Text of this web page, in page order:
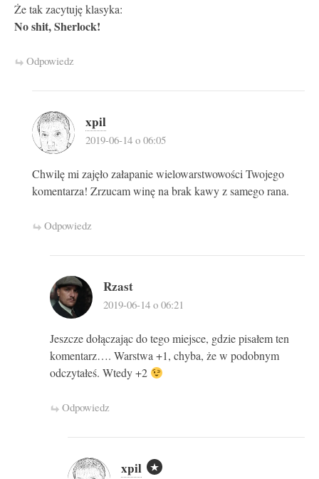
Że tak zacytuję klasyka:
No shit, Sherlock!
Odpowiedz
xpil
2019-06-14 o 06:05
Chwilę mi zajęło załapanie wielowarstwowości Twojego
komentarza! Zrzucam winę na brak kawy z samego rana.
Odpowiedz
Rzast
2019-06-14 o 06:21
Jeszcze dołączając do tego miejsce, gdzie pisałem ten
komentarz…. Warstwa +1, chyba, że w podobnym
odczytałeś. Wtedy +2
Odpowiedz
xpil